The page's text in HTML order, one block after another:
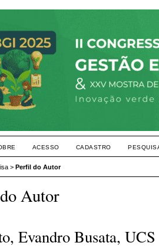
ACESSO CADASTRO
> Perfil do Autor
Autor
Evandro Busata, UCS